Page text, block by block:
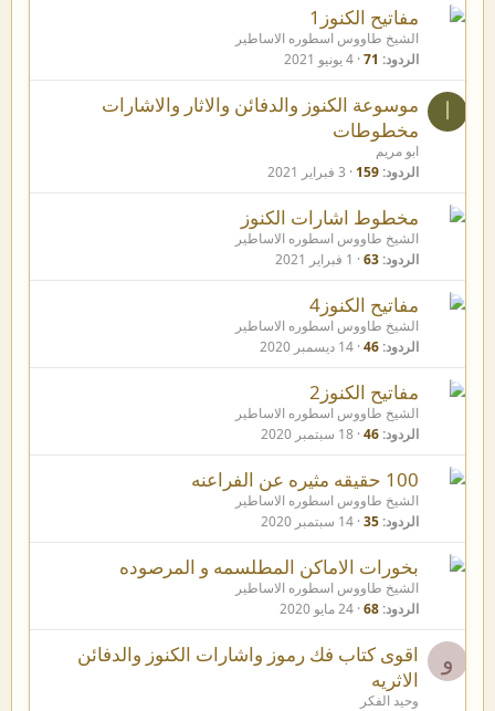
مفاتيح الكنوز1
الشيخ طاووس اسطوره الاساطير
الردود 71 4 يونيو 2021
ا
موسوعة الكنوز والدفائن والاثار والاشارات
مخطوطات
ابو مريم
الردود 159 3 فبراير 2021
مخطوط اشارات الكنوز
الشيخ طاووس اسطوره الاساطير
الردود 63 1 فبراير 2021
مفاتيح الكنوز4
الشيخ طاووس اسطوره الاساطير
الردود 46 14 ديسمبر 2020
مفاتيح الكنوز2
الشيخ طاووس اسطوره الاساطير
الردود 46 18 سبتمبر 2020
100 حقيقه مثيره عن الفراعنه
الشيخ طاووس اسطوره الاساطير
الردود 35 14 سبتمبر 2020
بخورات الاماكن المطلسمه و المرصوده
الشيخ طاووس اسطوره الاساطير
الردود 68 24 مايو 2020
و
اقوى كتاب فك رموز واشارات الكنوز والدفائن
الاثريه
وحيد الفكر